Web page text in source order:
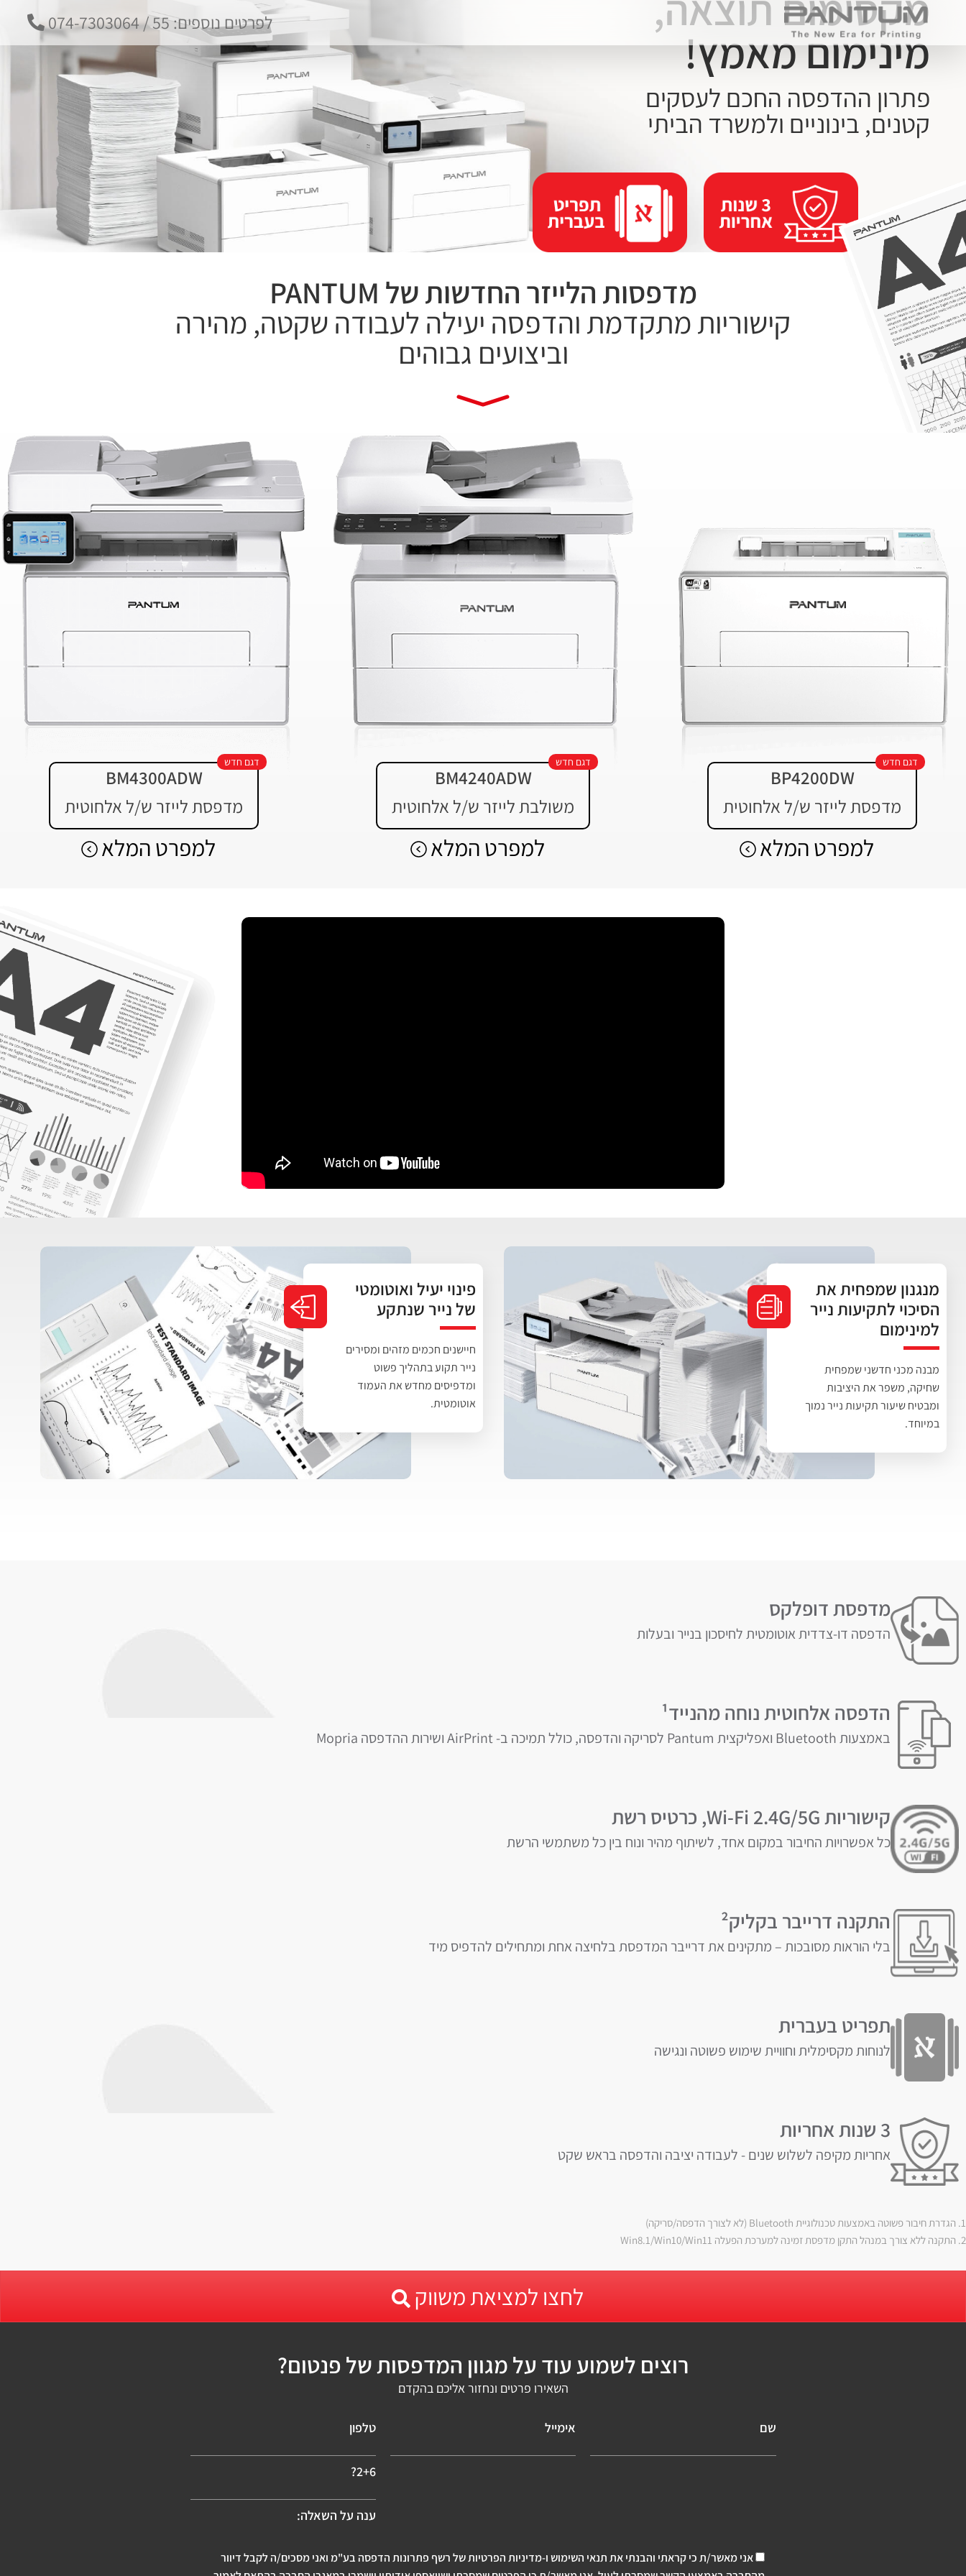
לפרטים נוספים:55 / 074-7303064
מינימום מאמץ!
פתרון ההדפסה החכם לעסקים
קטנים, בינוניים ולמשרד הביתי
מדפסות הלייזר החדשות של PANTUM
קישוריות מתקדמת והדפסה יעילה לעבודה שקטה, מהירה
וביצועים גבוהים
דגם חדש
BP4200DW
מדפסת לייזר ש/ל אלחוטית
למפרט המלא
דגם חדש
BM4240ADW
משולבת לייזר ש/ל אלחוטית
למפרט המלא
דגם חדש
BM4300ADW
מדפסת לייזר ש/ל אלחוטית
למפרט המלא
מנגנון שמפחית את
הסיכוי לתקיעות נייר
למינימום
מבנה מכני חדשני שמפחית
שחיקה, משפר את היציבות
ומבטיח שיעור תקיעות נייר נמוך
במיוחד.
פינוי יעיל ואוטומטי
של נייר שנתקע
חיישנים חכמים מזהים ומסירים
נייר תקוע בתהליך פשוט
ומדפיסים מחדש את העמוד
אוטומטית.
מדפסת דופלקס
הדפסה דו-צדדית אוטומטית לחיסכון בנייר ובעלות
הדפסה אלחוטית נוחה מהנייד¹
באמצעות Bluetooth ואפליקצית Pantum לסריקה והדפסה, כולל תמיכה ב- AirPrint ושירות ההדפסה Mopria
קישוריות Wi-Fi 2.4G/5G, כרטיס רשת
כל אפשרויות החיבור במקום אחד, לשיתוף מהיר ונוח בין כל משתמשי הרשת
התקנה דרייבר בקליק²
בלי הוראות מסובכות – מתקינים את דרייבר המדפסת בלחיצה אחת ומתחילים להדפיס מיד
תפריט בעברית
לנוחות מקסימלית וחוויית שימוש פשוטה ונגישה
אחריות מקיפה לשלוש שנים - לעבודה יציבה והדפסה בראש שקט
1. הגדרת חיבור פשוטה באמצעות טכנולוגיית Bluetooth (לא לצורך הדפסה/סריקה)
2. התקנה ללא צורך במנהל התקן מדפסת זמינה למערכת הפעלה Win8.1/Win10/Win11
לחצו למציאת משווק
רוצים לשמוע עוד על מגוון המדפסות של פנטום?
השאירו פרטים ונחזור אליכם בהקדם
שם אימייל טלפון
2+6?
ענה על השאלה:
אני מאשר/ת כי קראתי והבנתי את תנאי השימוש ו-מדיניות הפרטיותשל רשף פתרונות הדפסה בע"מ ואני מסכים/ה לקבל דיוור